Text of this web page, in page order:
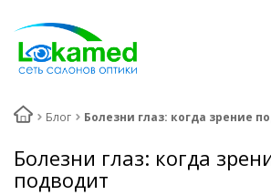
Блог Болезни глаз: когда зрение
Болезни глаз: когда
подводит